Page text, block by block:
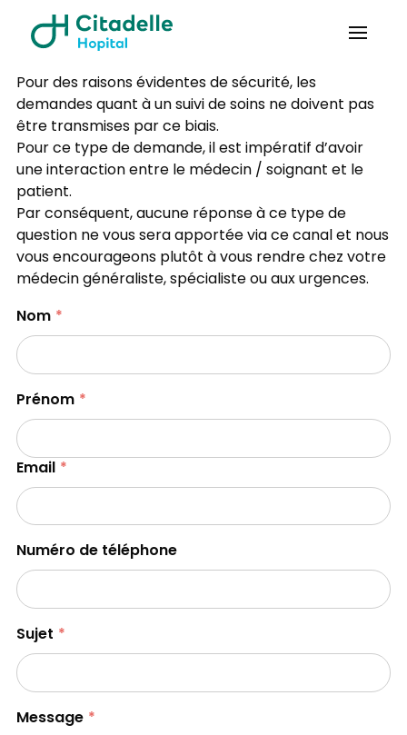
Pour des raisons évidentes de sécurité, les
demandes quant à un suivi de soins ne doivent pas
être transmises par ce biais.
Pour ce type de demande, il est impératif d’avoir
une interaction entre le médecin / soignant et le
patient.
Par conséquent, aucune réponse à ce type de
question ne vous sera apportée via ce canal et nous
vous encourageons plutôt à vous rendre chez votre
médecin généraliste, spécialiste ou aux urgences.
Nom
Prénom
Email
Numéro de téléphone
Sujet
Message